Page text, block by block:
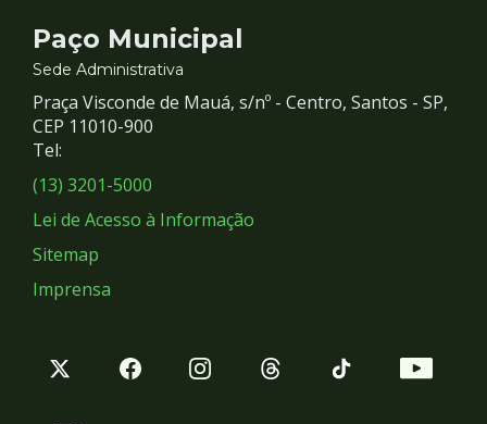
Contato
e
Redes
Sociais
Paço Municipal
Sede Administrativa
Praça Visconde de Mauá, s/nº - Centro, Santos - SP,
CEP 11010-900
Tel:
(13) 3201-5000
Lei de Acesso à Informação
Sitemap
Imprensa